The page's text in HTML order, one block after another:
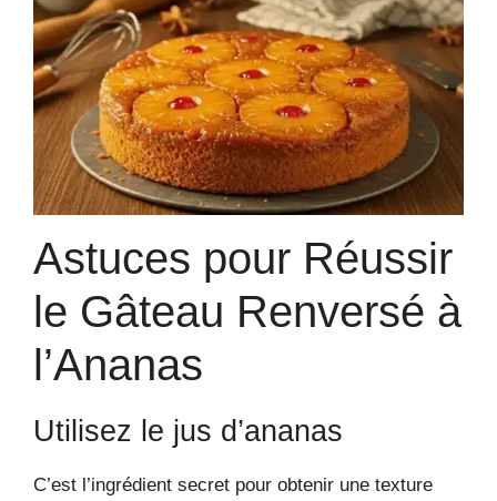
Astuces pour Réussir
le Gâteau Renversé à
l’Ananas
Utilisez le jus d’ananas
C’est l’ingrédient secret pour obtenir une texture